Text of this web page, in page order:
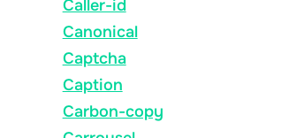
Caller-id
Canonical
Captcha
Caption
Carbon-copy